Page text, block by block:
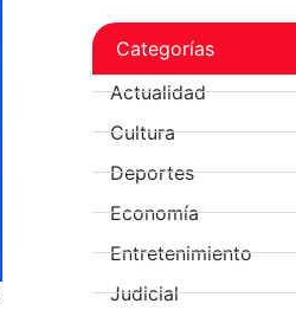
Categorías
Actualidad
Cultura
Deportes
Economía
Entretenimiento
Judicial